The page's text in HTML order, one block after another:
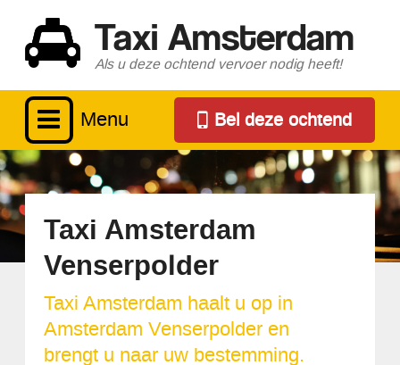
Taxi Amsterdam
Als u deze ochtend vervoer nodig heeft!
Menu Bel deze ochtend
Taxi Amsterdam
Venserpolder
Taxi Amsterdam haalt u op in
Amsterdam Venserpolder en
brengt u naar uw bestemming.